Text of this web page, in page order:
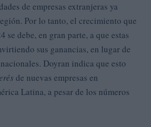
de empresas extranjeras ya
Por lo tanto, el crecimiento que
se debe, en gran parte, a que estas
sus ganancias, en lugar de
Doyran indica que esto
de nuevas empresas en
Latina, a pesar de los números